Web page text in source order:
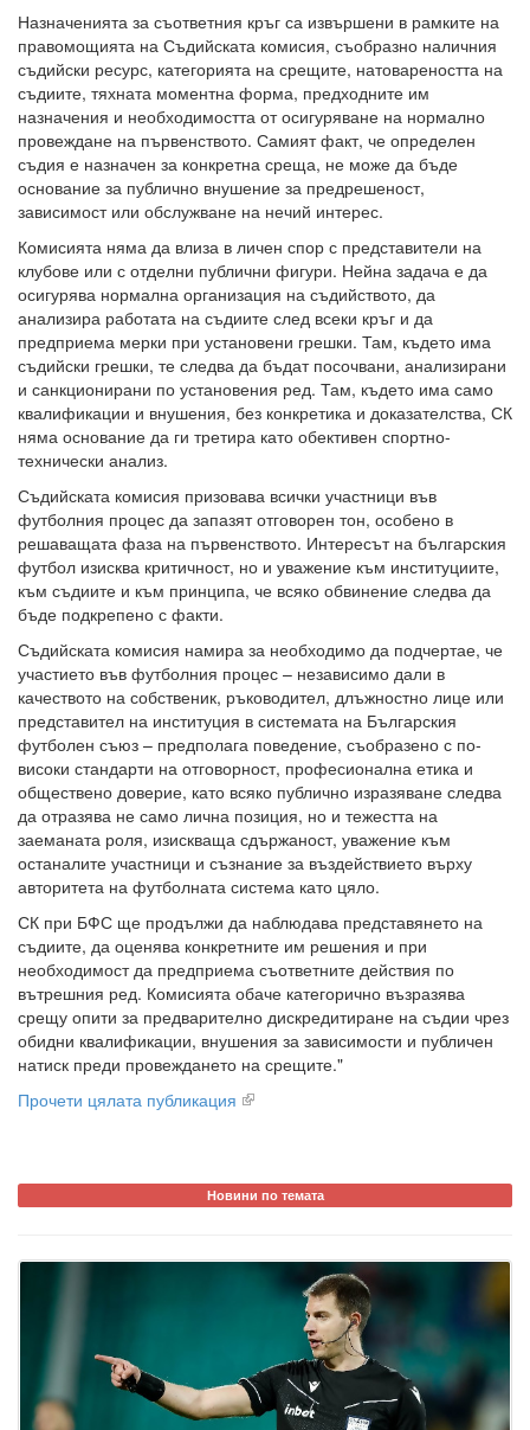
Назначенията за съответния кръг са извършени в рамките на
правомощията на Съдийската комисия, съобразно наличния
съдийски ресурс, категорията на срещите, натовареността на
съдиите, тяхната моментна форма, предходните им
назначения и необходимостта от осигуряване на нормално
провеждане на първенството. Самият факт, че определен
съдия е назначен за конкретна среща, не може да бъде
основание за публично внушение за предрешеност,
зависимост или обслужване на нечий интерес.
Комисията няма да влиза в личен спор с представители на
клубове или с отделни публични фигури. Нейна задача е да
осигурява нормална организация на съдийството, да
анализира работата на съдиите след всеки кръг и да
предприема мерки при установени грешки. Там, където има
съдийски грешки, те следва да бъдат посочвани, анализирани
и санкционирани по установения ред. Там, където има само
квалификации и внушения, без конкретика и доказателства, СК
няма основание да ги третира като обективен спортно-
технически анализ.
Съдийската комисия призовава всички участници във
футболния процес да запазят отговорен тон, особено в
решаващата фаза на първенството. Интересът на българския
футбол изисква критичност, но и уважение към институциите,
към съдиите и към принципа, че всяко обвинение следва да
бъде подкрепено с факти.
Съдийската комисия намира за необходимо да подчертае, че
участието във футболния процес – независимо дали в
качеството на собственик, ръководител, длъжностно лице или
представител на институция в системата на Българския
футболен съюз – предполага поведение, съобразено с по-
високи стандарти на отговорност, професионална етика и
обществено доверие, като всяко публично изразяване следва
да отразява не само лична позиция, но и тежестта на
заеманата роля, изискваща сдържаност, уважение към
останалите участници и съзнание за въздействието върху
авторитета на футболната система като цяло.
СК при БФС ще продължи да наблюдава представянето на
съдиите, да оценява конкретните им решения и при
необходимост да предприема съответните действия по
вътрешния ред. Комисията обаче категорично възразява
срещу опити за предварително дискредитиране на съдии чрез
обидни квалификации, внушения за зависимости и публичен
натиск преди провеждането на срещите."
Прочети цялата публикация
Новини по темата